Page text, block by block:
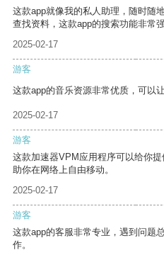
这款app就像我的私人助理，随时随
查找资料，这款app的搜索功能非常
2025-02-17
游客
这款app的音乐资源非常优质，可以
2025-02-17
游客
这款加速器VPM应用程序可以给你
助你在网络上自由移动。
2025-02-17
游客
这款app的客服非常专业，遇到问题
作。